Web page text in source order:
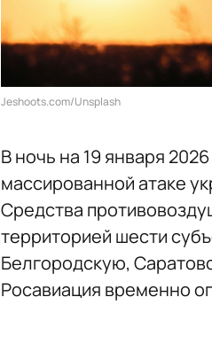
Jeshoots.com/Unsplash
В ночь на 19 января
массированной атаке
Средства
территорией шести
Белгородскую,
Росавиация временно